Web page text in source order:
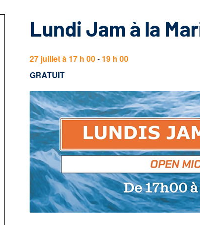
Lundi Jam à la
27 juillet à 17 h 00- 19 h 00
GRATUIT